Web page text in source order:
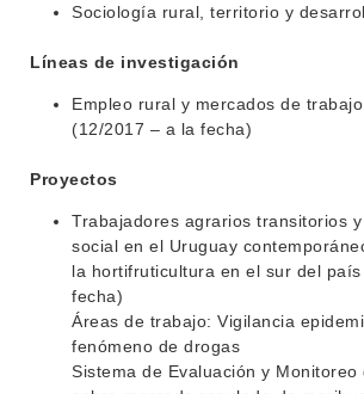
Sociología rural, territorio y
Líneas de investigación
Empleo rural y mercados de
(12/2017 – a la fecha)
Proyectos
Trabajadores agrarios transitorios
social en el Uruguay
la hortifruticultura en el sur del
fecha)
Áreas de trabajo: Vigilancia
fenómeno de drogas
Sistema de Evaluación y